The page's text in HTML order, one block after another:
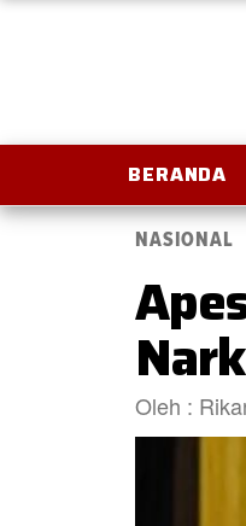
BERANDA
NASIONAL
Oleh :